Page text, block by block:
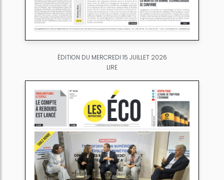
ÉDITION DU MERCREDI 15 JUILLET 2026
LIRE